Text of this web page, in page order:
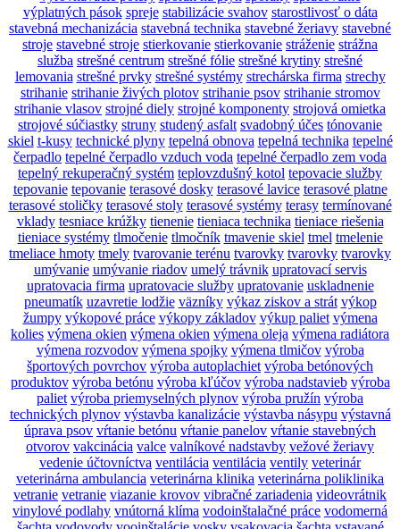
výplatných pások spreje stabilizácie svahov starostlivosť o dáta
stavebná mechanizácia stavebná technika stavebné žeriavy stavebné
stroje stavebné stroje stierkovanie stierkovanie stráženie strážna
služba strešné centrum strešné fólie strešné krytiny strešné
lemovania strešné prvky strešné systémy strechárska firma strechy
strihanie strihanie živých plotov strihanie psov strihanie stromov
strihanie vlasov strojné diely strojné komponenty strojová omietka
strojové súčiastky struny studený asfalt svadobný účes tónovanie
skiel t-kusy technické plyny tepelná obnova tepelná technika tepelné
čerpadlo tepelné čerpadlo vzduch voda tepelné čerpadlo zem voda
tepelný rekuperačný systém teplovzdušný kotol tepovacie služby
tepovanie tepovanie terasové dosky terasové lavice terasové platne
terasové stoličky terasové stoly terasové systémy terasy termínované
vklady tesniace krúžky tienenie tieniaca technika tieniace riešenia
tieniace systémy tlmočenie tlmočník tmavenie skiel tmel tmelenie
tmeliace hmoty tmely tvarovanie terénu tvarovky tvarovky tvarovky
umývanie umývanie riadov umelý trávnik upratovací servis
upratovacia firma upratovacie služby upratovanie uskladnenie
pneumatík uzavretie lodžie väzníky výkaz ziskov a strát výkop
žumpy výkopové práce výkopy základov výkup paliet výmena
kolies výmena okien výmena okien výmena oleja výmena radiátora
výmena rozvodov výmena spojky výmena tlmičov výroba
športových povrchov výroba autoplachiet výroba betónových
produktov výroba betónu výroba kľúčov výroba nadstavieb výroba
paliet výroba priemyselných plynov výroba pružín výroba
technických plynov výstavba kanalizácie výstavba násypu výstavná
úprava psov vŕtanie betónu vŕtanie panelov vŕtanie stavebných
otvorov vakcinácia valce valníkové nadstavby vežové žeriavy
vedenie účtovníctva ventilácia ventilácia ventily veterinár
veterinárna ambulancia veterinárna klinika veterinárna poliklinika
vetranie vetranie viazanie krovov vibračné zariadenia videovrátnik
vinylové podlahy vnútorná klíma vodoinštalačné práce vodomerná